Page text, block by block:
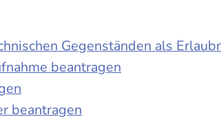
Gegenständen als
beantragen
beantragen